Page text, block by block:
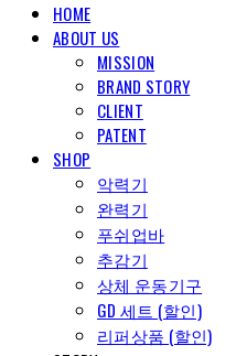
HOME
ABOUT US
MISSION
BRAND STORY
CLIENT
PATENT
SHOP
악력기
완력기
푸쉬업바
추감기
상체 운동기구
GD 세트 (할인)
리퍼상품 (할인)